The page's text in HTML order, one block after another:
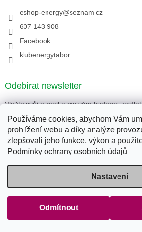
Používáme cookies, abychom Vám
prohlížení webu a díky analýze
zlepšovali jeho funkce, výkon a
Podmínky ochrany osobních údajů
Nastavení
Odmítnout
eshop-energy@seznam.cz
607 143 908
Facebook
klubenergytabor
Odebírat newsletter
Vložte svůj e-mail a my vám budeme
E-mail
Kliknutím na tlačítkoPŘIHLÁSIT SE
podmínkami ochrany osobních údajů.
Instagram